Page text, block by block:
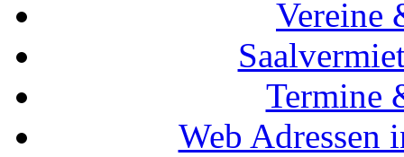
Vereine
Termine
Web Adressen